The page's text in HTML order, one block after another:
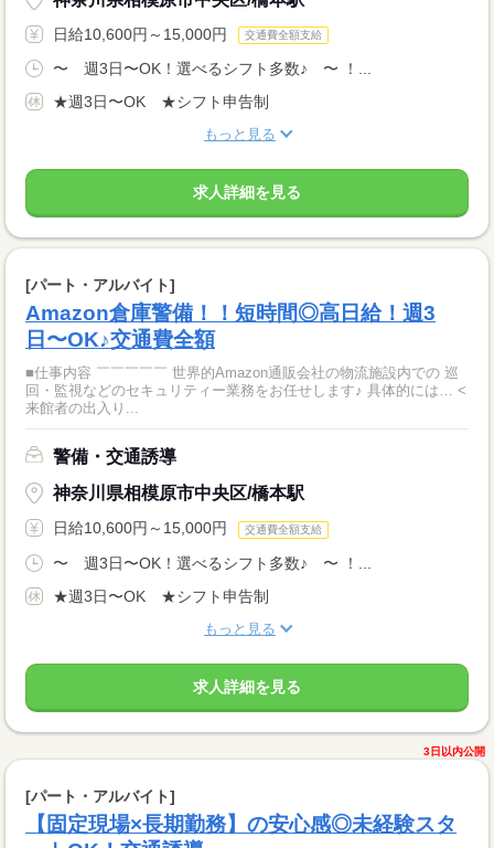
日給10,600円～15,000円 交通費全額支給
〜 週3日〜OK！選べるシフト多数♪ 〜 ！...
★週3日〜OK ★シフト申告制
もっと見る
求人詳細を見る
[パート・アルバイト]
Amazon倉庫警備！！短時間◎高日給！週3
日〜OK♪交通費全額
■仕事内容 ￣￣￣￣￣ 世界的Amazon通販会社の物流施設内での 巡
回・監視などのセキュリティー業務をお任せします♪ 具体的には… <
来館者の出入り...
警備・交通誘導
神奈川県相模原市中央区/橋本駅
日給10,600円～15,000円 交通費全額支給
〜 週3日〜OK！選べるシフト多数♪ 〜 ！...
★週3日〜OK ★シフト申告制
もっと見る
求人詳細を見る
3日以内公開
[パート・アルバイト]
【固定現場×長期勤務】の安心感◎未経験スタ